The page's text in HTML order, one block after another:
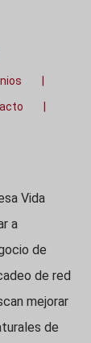
Vida
a
de
de red
mejorar
de